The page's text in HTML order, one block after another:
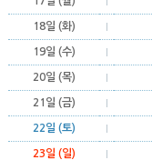
18일 (화)
19일 (수)
20일 (목)
21일 (금)
22일 (토)
23일 (일)